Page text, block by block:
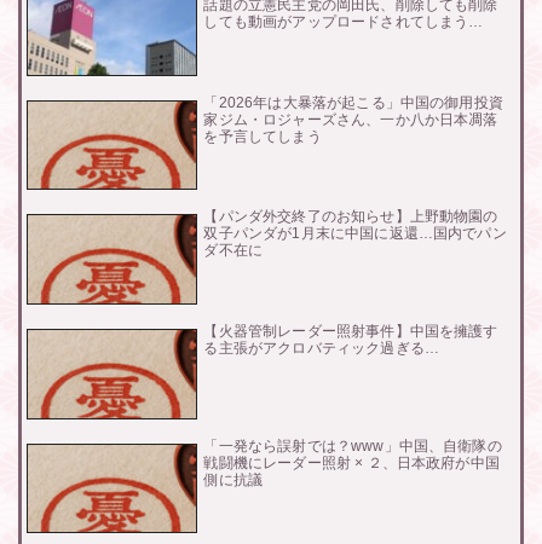
話題の立憲民主党の岡田氏、削除しても削除
しても動画がアップロードされてしまう…
「2026年は大暴落が起こる」中国の御用投資
家ジム・ロジャーズさん、一か八か日本凋落
を予言してしまう
【パンダ外交終了のお知らせ】上野動物園の
双子パンダが1月末に中国に返還…国内でパン
ダ不在に
【火器管制レーダー照射事件】中国を擁護す
る主張がアクロバティック過ぎる…
「一発なら誤射では？www」中国、自衛隊の
戦闘機にレーダー照射 × ２、日本政府が中国
側に抗議